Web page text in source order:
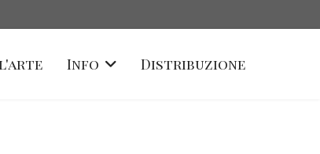
Info Distribuzione